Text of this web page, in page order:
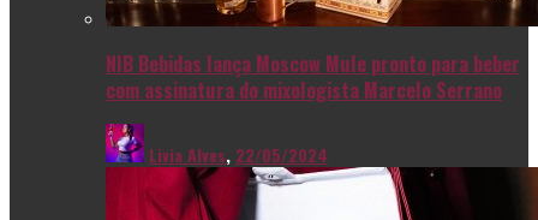
NIB Bebidas lança Moscow Mule pronto para beber
com assinatura do mixologista Marcelo Serrano
Livia Alves, 22/05/2024